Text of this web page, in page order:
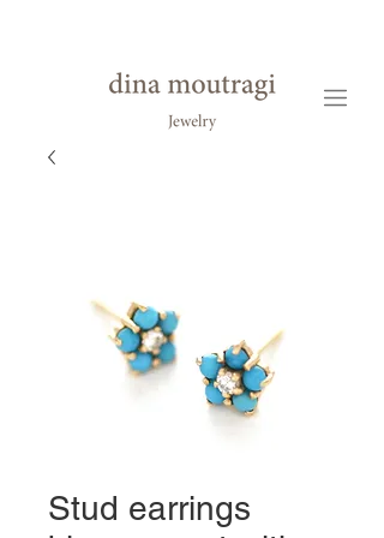
Stud earrings